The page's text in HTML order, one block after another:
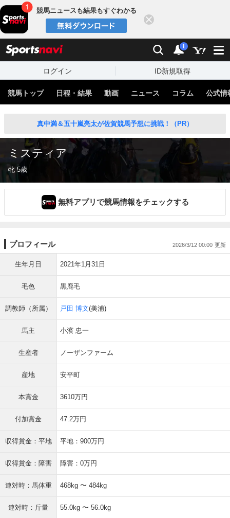
競馬ニュースも結果もすぐわかる
検索 通知
i
ログイン ID新規取得
競馬トップ 日程・結果 動画 ニュース コラム 公式情
真中満＆五十嵐亮太が佐賀競馬予想に挑戦！（PR）
ミスティア
牝 5歳
無料アプリで競馬情報をチェックする
プロフィール 2026/3/12 00:00
生年月日 2021年1月31日
毛色 黒鹿毛
調教師（所属） 戸田 博文(美浦)
馬主 小濱 忠一
生産者 ノーザンファーム
産地 安平町
本賞金 3610万円
付加賞金 47.2万円
収得賞金：平地 平地：900万円
収得賞金：障害 障害：0万円
連対時：馬体重 468kg 〜 484kg
連対時：斤量 55.0kg 〜 56.0kg